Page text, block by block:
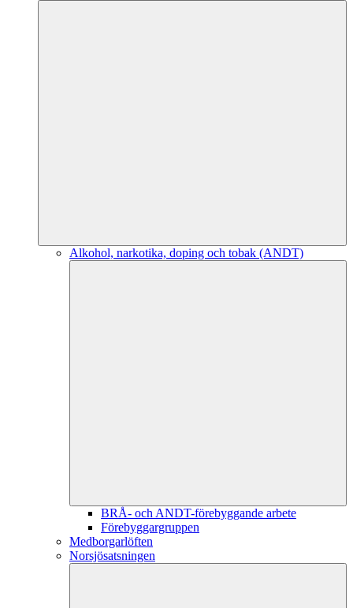
Alkohol, narkotika, doping och tobak (ANDT)
BRÅ- och ANDT-förebyggande arbete
Förebyggargruppen
Medborgarlöften
Norsjösatsningen